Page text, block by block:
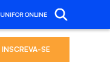
UNIFOR ONLINE
INSCREVA-SE